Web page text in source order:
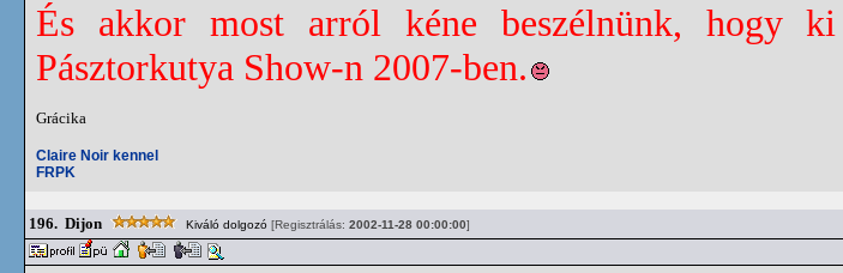
És akkor most arról kéne beszélnünk, hogy
Pásztorkutya Show-n 2007-ben.
Grácika
Claire Noir kennel
FRPK
196. Dijon Kiváló dolgozó [Regisztrálás: 2002-11-28 00:00:00]